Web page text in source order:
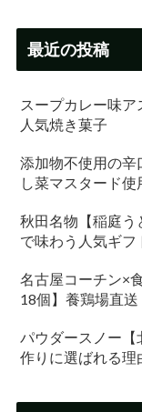
最近の投稿
スープカレー味
人気焼き菓子
添加物不使用の辛
し菜マスタード使
秋田名物【稲庭う
で味わう人気ギフ
名古屋コーチン×
18個】養鶏場直送
パウダースノー
作りに選ばれる理